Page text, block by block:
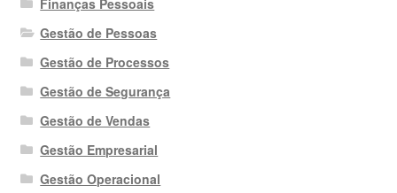
Finanças Pessoais
Gestão de Pessoas
Gestão de Processos
Gestão de Segurança
Gestão de Vendas
Gestão Empresarial
Gestão Operacional